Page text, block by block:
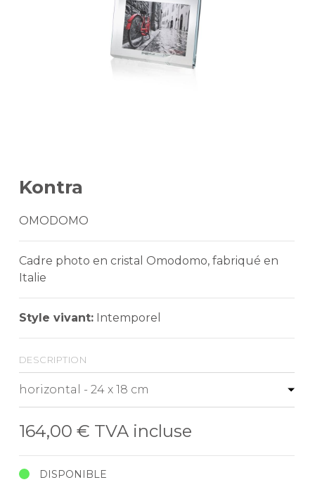
Kontra
OMODOMO
Cadre photo en cristal Omodomo, fabriqué en
Italie
Style vivant: Intemporel
description
164,00 € TVA incluse
DISPONIBLE